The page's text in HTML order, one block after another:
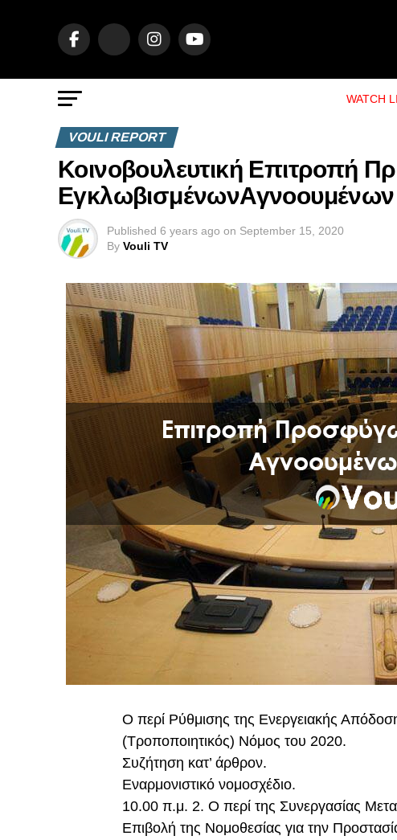
WATCH
VOULI REPORT
Κοινοβουλευτική Επιτροπή
Published 6 years ago on September 15, 2020
By Vouli TV
Ο περί Ρύθμισης της Ενεργειακής
(Τροποποιητικός) Νόμος του 2020.
Συζήτηση κατ’ άρθρον.
Εναρμονιστικό νομοσχέδιο.
10.00 π.μ. 2. Ο περί της Συνεργασίας
Επιβολή της Νομοθεσίας για την